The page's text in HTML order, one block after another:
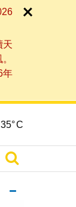
天
年
35°C